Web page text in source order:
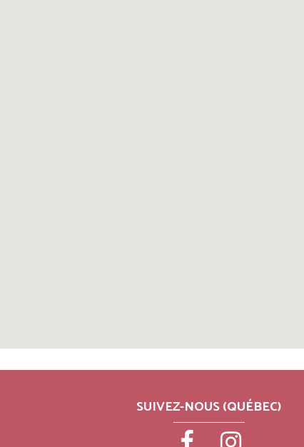
SUIVEZ-NOUS (QUÉBEC)